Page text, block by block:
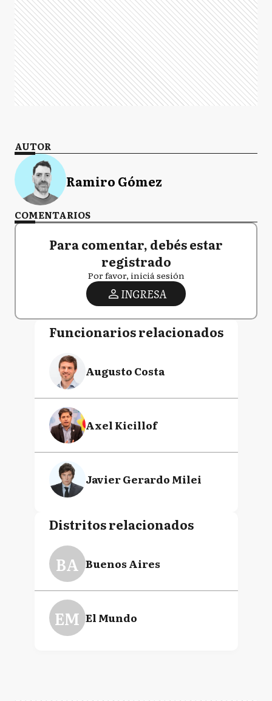
AUTOR
Ramiro Gómez
COMENTARIOS
Para comentar, debés estar
registrado
Por favor, iniciá sesión
INGRESA
Funcionarios relacionados
Augusto Costa
Axel Kicillof
Javier Gerardo Milei
Distritos relacionados
BA Buenos Aires
EM El Mundo